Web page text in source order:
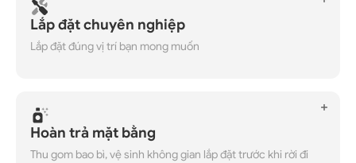
Lắp đặt chuyên nghiệp
Lắp đặt đúng vị trí bạn mong muốn
Hoàn trả mặt bằng
Thu gom bao bì, vệ sinh không gian lắp đặt trước khi rời đi